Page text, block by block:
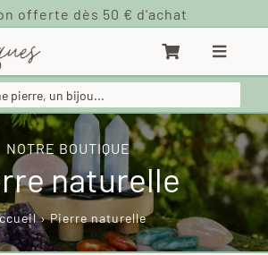
NOTRE BOUTIQUE
naturelle
›Pierre naturelle